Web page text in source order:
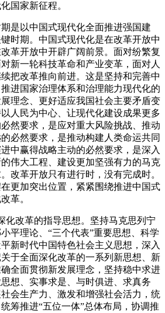
国家新征程。
以中国式现代化全面推进强国建
时期。中国式现代化是在改革开放中
革开放中开辟广阔前景。面对纷繁复
新一轮科技革命和产业变革，面对人
把改革推向前进。这是坚持和完善中
进国家治理体系和治理能力现代化的
理念、更好适应我国社会主要矛盾变
人民为中心、让现代化建设成果更多
然要求，是应对重大风险挑战、推动
必然要求，是推动构建人类命运共同
中赢得战略主动的必然要求，是深入
伟大工程、建设更加坚强有力的马克
改革开放只有进行时，没有完成时。
更加突出位置，紧紧围绕推进中国式
革。
改革的指导思想。坚持马克思列宁
平理论、“三个代表”重要思想、科学
新时代中国特色社会主义思想，深入
于全面深化改革的一系列新思想、新
全面贯彻新发展理念，坚持稳中求进
想、实事求是、与时俱进、求真务
会生产力、激发和增强社会活力，统
筹推进“五位一体”总体布局，协调推